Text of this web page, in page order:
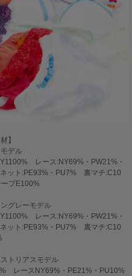
】
デル
レース:NY69%・PW21%・
ット:PE93%・PU7% 裏マチ:C10
プE100%
グレーモデル
レース:NY69%・PW21%・
ット:PE93%・PU7% 裏マチ:C10
トリアスモデル
レースNY69%・PE21%・PU10%